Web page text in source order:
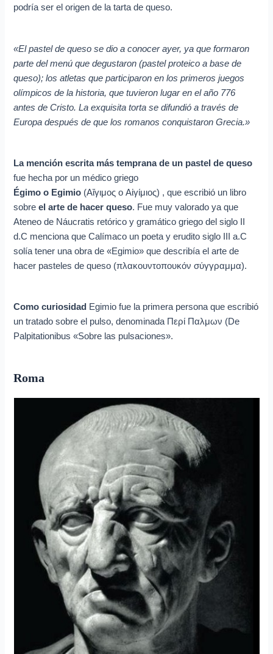
podría ser el origen de la tarta de queso.
«El pastel de queso se dio a conocer ayer, ya que formaron
parte del menú que degustaron (pastel proteico a base de
queso); los atletas que participaron en los primeros juegos
olímpicos de la historia, que tuvieron lugar en el año 776
antes de Cristo. La exquisita torta se difundió a través de
Europa después de que los romanos conquistaron Grecia.»
La mención escrita más temprana de un pastel de queso
fue hecha por un médico griego
Égimo o Egimio (Αἴγιμος o Αἰγίμιος) , que escribió un libro
sobreel arte de hacer queso. Fue muy valorado ya que
Ateneo de Náucratis retórico y gramático griego del siglo II
d.C menciona que Calímaco un poeta y erudito siglo III a.C
solía tener una obra de «Egimio» que describía el arte de
hacer pasteles de queso (πλακουντοπουκόν σύγγραμμα).
Como curiosidad Egimio fue la primera persona que escribió
un tratado sobre el pulso, denominada Περί Παλμων (De
Palpitationibus «Sobre las pulsaciones».
Roma